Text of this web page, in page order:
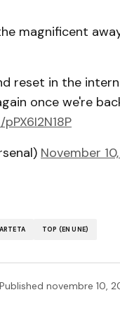
magnificent
reset in the
once we're
November
TOP (EN UNE)
Published novembre 10,